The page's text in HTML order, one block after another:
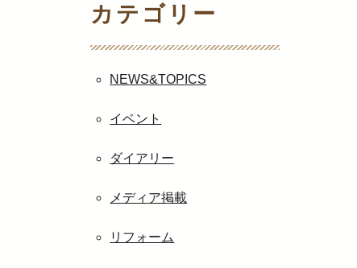
ア
カ
カテゴリー
NEWS&TOPICS
イベント
ダイアリー
メディア掲載
リフォーム